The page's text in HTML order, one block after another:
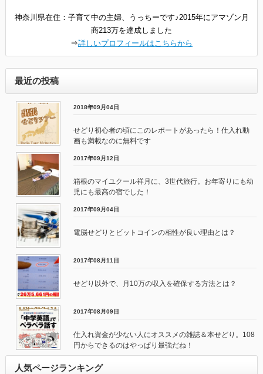
神奈川県在住：子育て中の主婦、うっちーです♪2015年にアマゾン月
商213万を達成しました
⇒詳しいプロフィールはこちらから
最近の投稿
2018年09月04日
せどり初心者の頃にこのレポートがあったら！仕入れ動
画も満載なのに無料です
2017年09月12日
箱根のマイユクール祥月に、3世代旅行。お年寄りにも幼
児にも最高の宿でした！
2017年09月04日
電脳せどりとビットコインの相性が良い理由とは？
2017年08月11日
せどり以外で、月10万の収入を確保する方法とは？
2017年08月09日
仕入れ資金が少ない人にオススメの雑誌＆本せどり。108
円からできるのはやっぱり最強だね！
人気ページランキング